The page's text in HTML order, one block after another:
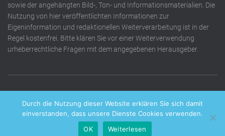
sowie der angehängten Bild-, Ton- und Informationsmaterialien. Die
Nutzung von hier veröffentlichten Informationen zur
Eigeninformation und redaktionellen Weiterverarbeitung ist in der
Regel kostenfrei. Bitte klären Sie vor einer Weiterverwendung
urheberrechtliche Fragen mit dem angegebenen Herausgeber.
Durch die Nutzung dieser Website erklären Sie sich damit
einverstanden, dass unsere Dienste Cookies verwenden.
OK
Weiterlesen